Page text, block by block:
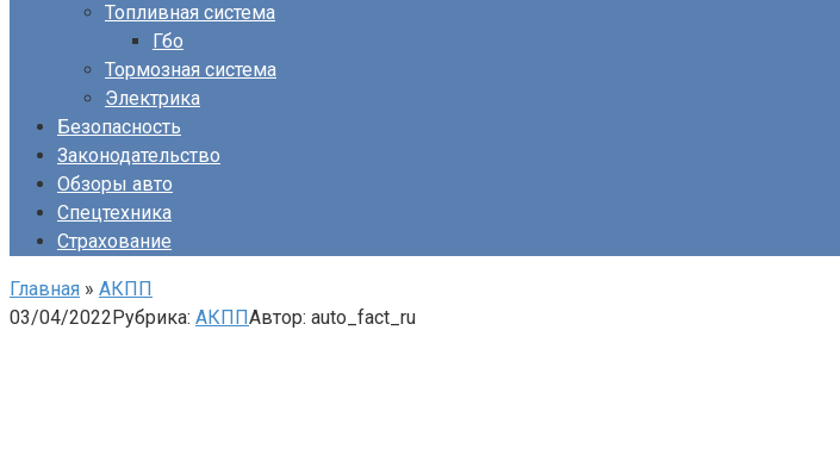
Топливная система
Гбо
Тормозная система
Электрика
Безопасность
Законодательство
Обзоры авто
Спецтехника
Страхование
Главная » АКПП
03/04/2022Рубрика: АКППАвтор: auto_fact_ru